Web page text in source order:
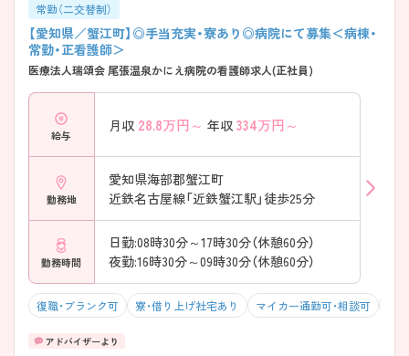
技術を身につけたい方におすすめです♪
――――――――――――――― ■ 着実に成長できる教育体制♪
――――――――――――――― 経験に合わせて段階的にスキルを習
得できる環境です。 ・入職後はローテーション研修を実施 ・クリニカル
ラダーによる段階的な育成体制 ・認定資格取得支援や院内外研修も充実
→ 経験の浅い方からキャリアアップを目指す方まで学びやすい環境で
す。 ・看護師寮を完備 ・24時間対応の保育施設あり ・最寄り駅徒歩約5分
の好立地 ・職員食堂も利用可能 → 仕事とプライベートの両立を目指し
やすい職場です♪ ――――――――――――――― ■ 地域を支える総
合病院♪ ――――――――――――――― 急性期から緩和ケアまで院
内で一貫した医療を提供しています。 ・救急医療から療養医療 ・緩和ケ
アまで対応 ・ヘリポートを備え近隣県からの重症患者受け入れも実施 ・
健康診断や人間ドックなど予防医療にも注力 → 幅広い看護経験を積み
ながら地域医療に貢献できる環境です♪
常勤（二交替制）
【愛知県／蟹江町】◎手当充実・寮あり◎病院にて募集＜病棟・
常勤・正看護師＞
医療法人瑞頌会 尾張温泉かにえ病院の看護師求人(正社員)
給与
月収 28.8万円～ 年収 334万円～
勤務地
愛知県海部郡蟹江町
近鉄名古屋線「近鉄蟹江駅」徒歩25分
勤務時間
日勤:08時30分～17時30分（休憩60分）
夜勤:16時30分～09時30分（休憩60分）
復職・ブランク可 寮・借り上げ社宅あり マイカー通勤可・相談可